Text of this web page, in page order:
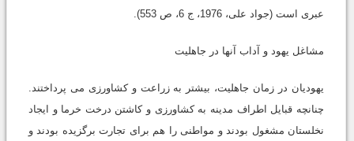
عبری است (جواد علی، 1976، ج 6، ص 553).
مشاغل یهود و آداب آنها در جاهلیت
یهودیان در زمان جاهلیت، بیشتر به زراعت و کشاورزی می پرداختند.
چنانچه قبایل اطراف مدینه به کشاورزی و کاشتن درخت خرما و ایجاد
نخلستان مشغول بودند و مواطنی را هم برای تجارت برگزیده بودند و